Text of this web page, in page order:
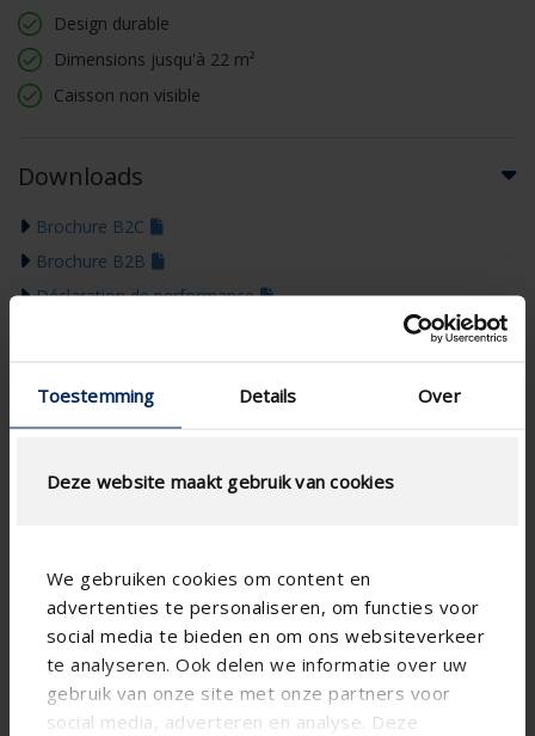
Toestemming Details Over
Deze website maakt gebruik van cookies
We gebruiken cookies om content en
advertenties te personaliseren, om functies voor
social media te bieden en om ons websiteverkeer
te analyseren. Ook delen we informatie over uw
gebruik van onze site met onze partners voor
social media, adverteren en analyse. Deze
Design durable
Dimensions jusqu'à 22 m²
Caisson non visible
Downloads
Brochure B2C
Brochure B2B
Déclaration de performance
Certificat de garantie
BIM
Notice de montage